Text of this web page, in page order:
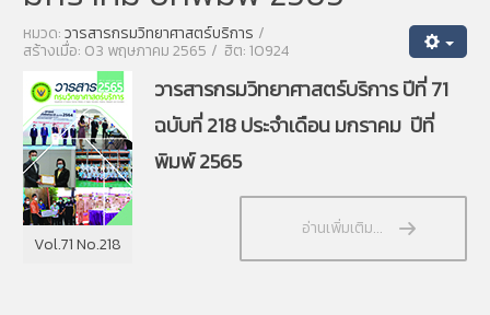
หมวด:วารสารกรมวิทยาศาสตร์บริการ
สร้างเมื่อ: 03 พฤษภาคม 2565 ฮิต: 10924
Vol.71 No.218
วารสารกรมวิทยาศาสตร์บริการ ปีที่ 71
ฉบับที่ 218 ประจำเดือน มกราคม ปีที่
พิมพ์ 2565
อ่านเพิ่มเติม...